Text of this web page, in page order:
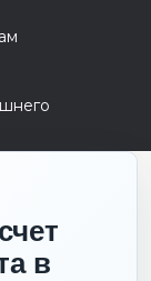
в